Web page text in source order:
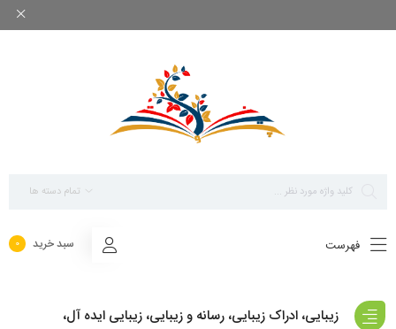
تمام دسته ها
سبد خرید 0 فهرست
زیبایی، ادراک زیبایی، رسانه و زیبایی، زیبایی ایده آل،